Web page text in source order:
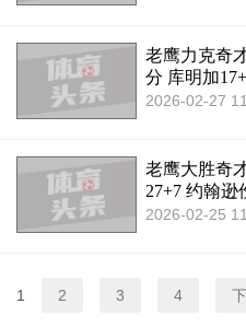
老鹰力克奇
分 库明加
2026-02-27
老鹰大胜奇
27+7 约翰逊
2026-02-25
1 2 3 4